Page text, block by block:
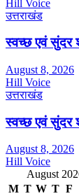
Hill Voice
उत्तराखंड
स्वच्छ एवं सुंदर
August 8, 2026
Hill Voice
उत्तराखंड
स्वच्छ एवं सुंदर
August 8, 2026
Hill Voice
August
M T W T F